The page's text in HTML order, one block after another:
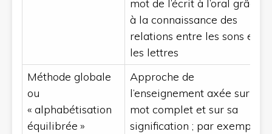
mot de l’écrit à l’oral grâce
à la connaissance des
relations entre les sons et
les lettres
Méthode globale
ou
« alphabétisation
équilibrée »
Approche de
l’enseignement axée sur le
mot complet et sur sa
signification ; par exemple,